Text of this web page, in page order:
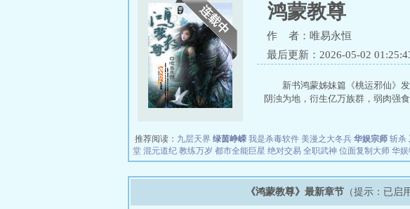
鸿蒙教尊
作 者：唯易永恒
最后更新：2026-05-02
新书鸿蒙姊妹篇《桃运邪仙》
阴浊为地，衍生亿万族群，弱肉强
推荐阅读： 九层天界 绿茵峥嵘 我是杀毒软件 美漫之大冬兵 华娱宗师 斩杀
堂 混元道纪 教练万岁 都市全能巨星 绝对交易 全职武神 位面复制大师 华
《鸿蒙教尊》最新章节 （提示：已启